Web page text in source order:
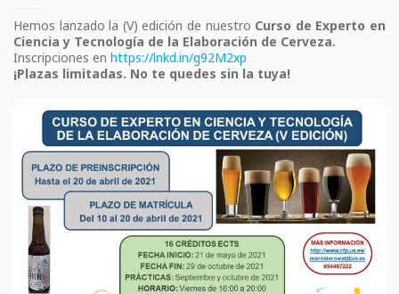
Hemos lanzado la (V) edición de nuestro Curso de Experto en
Ciencia y Tecnología de la Elaboración de Cerveza.
Inscripciones en https://lnkd.in/g92M2xp
¡Plazas limitadas. No te quedes sin la tuya!